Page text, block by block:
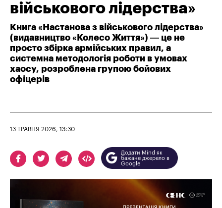
військового лідерства»
Книга «Настанова з військового лідерства»
(видавництво «Колесо Життя») — це не
просто збірка армійських правил, а
системна методологія роботи в умовах
хаосу, розроблена групою бойових
офіцерів
13 ТРАВНЯ 2026, 13:30
Додати Mind як
бажане джерело в
Google